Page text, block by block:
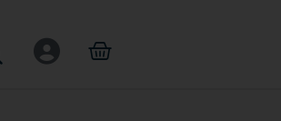
購